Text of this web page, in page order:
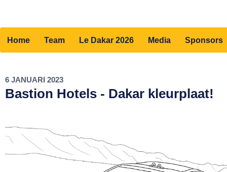
Home Team Le Dakar 2026 Media Sponsors
6 JANUARI 2023
Bastion Hotels - Dakar kleurplaat!